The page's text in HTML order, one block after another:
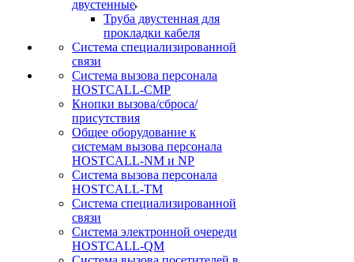
двустенные
Труба двустенная для
прокладки кабеля
Система специализированной
связи
Cистема вызова персонала
HOSTCALL-CMP
Кнопки вызова/сброса/
присутствия
Общее оборудование к
системам вызова персонала
HOSTCALL-NM и NP
Система вызова персонала
HOSTCALL-TM
Система специализированной
связи
Система электронной очереди
HOSTCALL-QM